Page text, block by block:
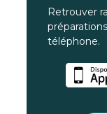
Retrouver
téléphone.